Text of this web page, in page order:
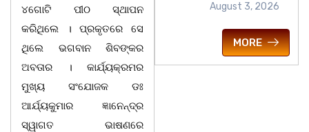
୪ଗୋଟି ପୀଠ ସ୍ଥାପନ
କରିଥିଲେ । ପ୍ରକୃତରେ ସେ
ଥିଲେ ଭଗବାନ ଶିବଙ୍କର
ଅବତାର । କାର୍ଯ୍ୟକ୍ରମର
ମୁଖ୍ୟ ସଂଯୋଜକ ଡଃ
ଆର୍ଯ୍ୟକୁମାର ଜ୍ଞାନେନ୍ଦ୍ର
ସ୍ୱାଗତ ଭାଷଣରେ
August 3, 2026
MORE